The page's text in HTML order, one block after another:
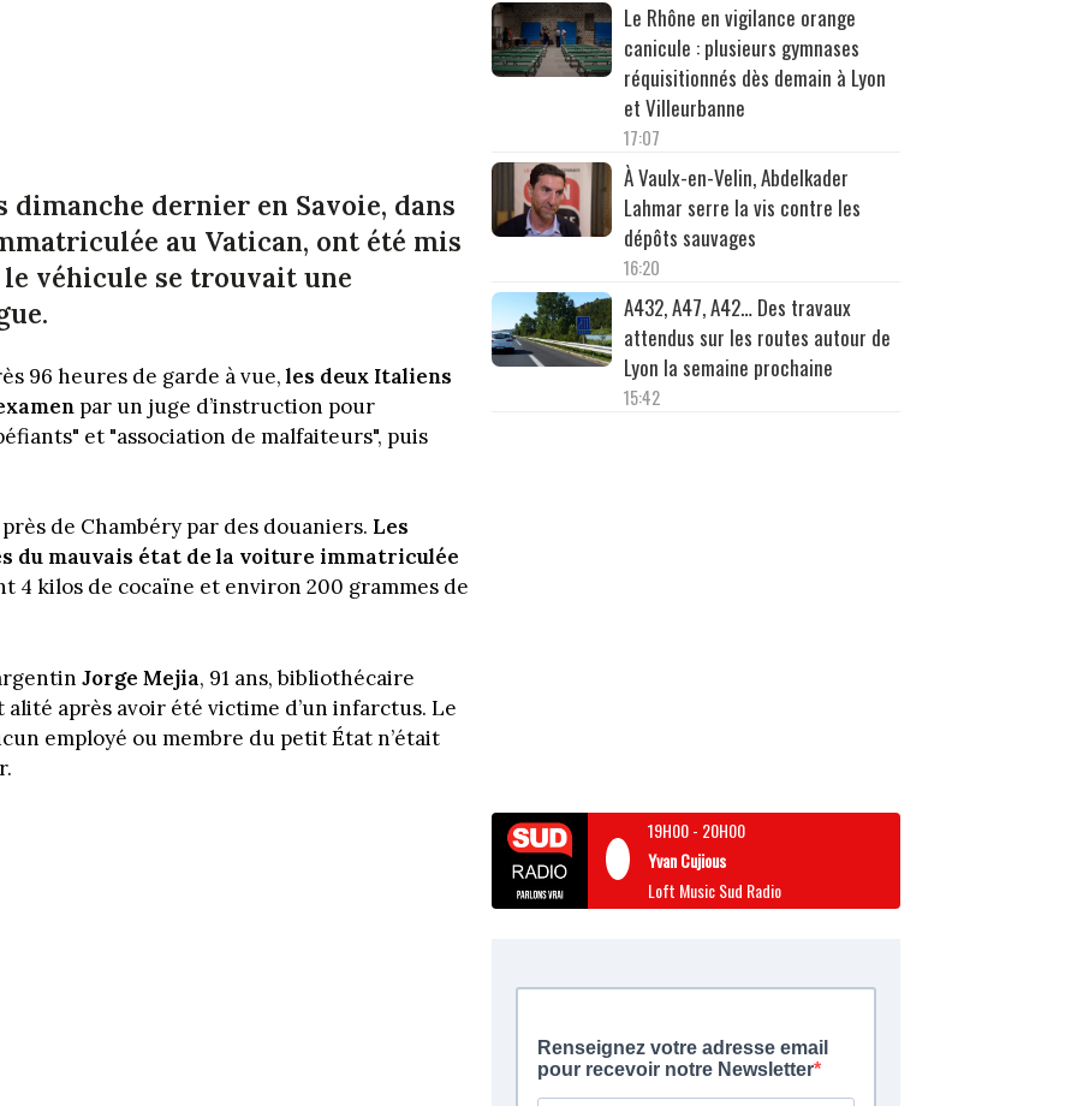
dernier en Savoie, dans
au Vatican, ont été mis
le véhicule se trouvait une
96 heures de garde à vue,les deux Italiens
par un juge d’instruction pour
et "association de malfaiteurs", puis
de Chambéry par des douaniers. Les
mauvais état de la voiture immatriculée
4 kilos de cocaïne et environ 200 grammes de
Jorge Mejia, 91 ans, bibliothécaire
après avoir été victime d’un infarctus. Le
employé ou membre du petit État n’était
Le Rhône en vigilance orange
canicule : plusieurs gymnases
réquisitionnés dès demain à Lyon
et Villeurbanne
17:07
À Vaulx-en-Velin, Abdelkader
Lahmar serre la vis contre les
dépôts sauvages
16:20
A432, A47, A42… Des travaux
attendus sur les routes autour de
Lyon la semaine prochaine
15:42
19H00- 20H00
Yvan Cujious
Loft Music Sud Radio